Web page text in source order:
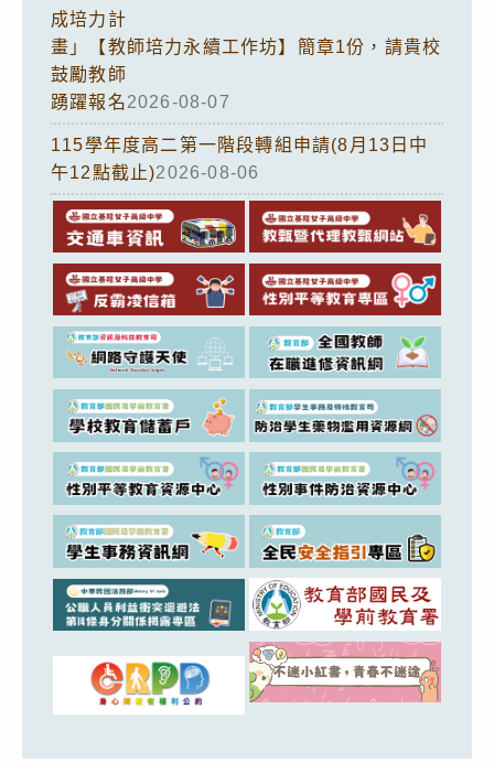
成培力計
畫」【教師培力永續工作坊】簡章1份，請貴校
鼓勵教師
踴躍報名2026-08-07
115學年度高二第一階段轉組申請(8月13日中
午12點截止)2026-08-06